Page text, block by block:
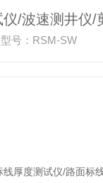
型号：RSM-SW